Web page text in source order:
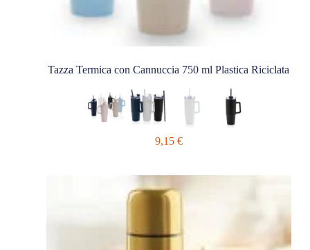
Tazza Termica con Cannuccia 750 ml Plastica Riciclata
9,15 €